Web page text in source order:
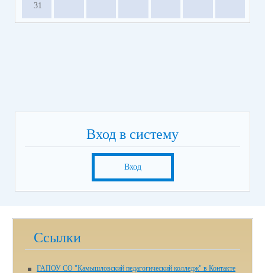
31
Вход в систему
Вход
Ссылки
ГАПОУ СО "Камышловский педагогический колледж" в Контакте